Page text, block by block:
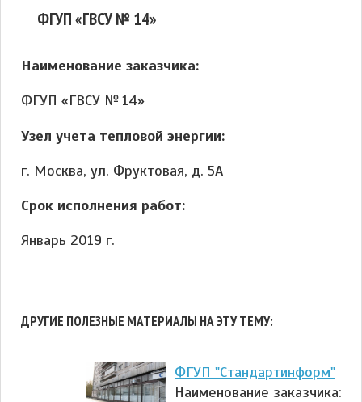
ФГУП «ГВСУ № 14»
Наименование заказчика:
ФГУП «ГВСУ № 14»
Узел учета тепловой энергии:
г. Москва, ул. Фруктовая, д. 5А
Срок исполнения работ:
Январь 2019 г.
ДРУГИЕ ПОЛЕЗНЫЕ МАТЕРИАЛЫ НА ЭТУ ТЕМУ:
ФГУП "Стандартинформ"
Наименование заказчика: